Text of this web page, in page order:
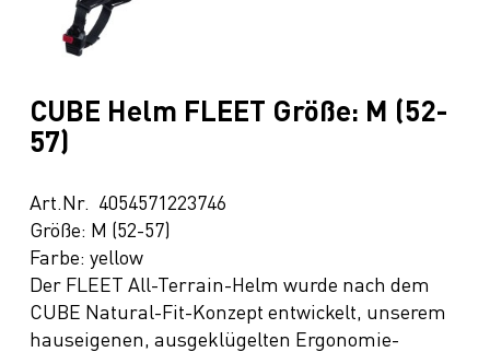
CUBE Helm FLEET Größe: M (52-
57)
Art.Nr. 4054571223746
Größe: M (52-57)
Farbe: yellow
Der FLEET All-Terrain-Helm wurde nach dem
CUBE Natural-Fit-Konzept entwickelt, unserem
hauseigenen, ausgeklügelten Ergonomie-